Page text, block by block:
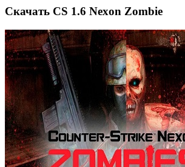
Cкачать CS 1.6 Nexon Zombie